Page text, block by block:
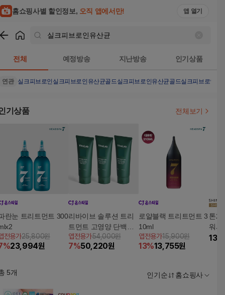
홈쇼핑사별 할인정보, 오직 앱에서만! 앱 열기
전체 예정방송 지난방송 인기상품
연관 실크피브로인 실크피브로인유산균골드실크피브로인유산균골드실크피브로인유
기상품 전체보기
란눈 트리트먼트 300
전용가25,800원
%23,994원
리바이브 솔루션 트리
트먼트 고영양 단백질
트리트먼트 200ml 3 S
ET
앱전용가54,000원
7%50,220원
로얄블랙 트리트먼트 3
10ml
앱전용가15,900원
13%13,755원
톤
워시
5개 인기순 홈쇼핑사